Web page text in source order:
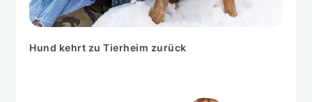
Hund kehrt zu Tierheim zurück